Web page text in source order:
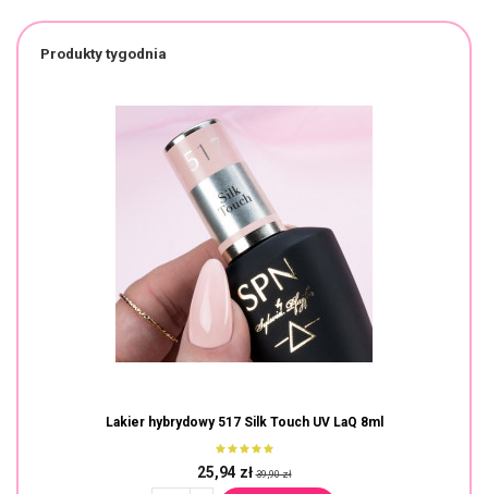
Produkty tygodnia
Lakier hybrydowy 517 Silk Touch UV LaQ 8ml
25,94 zł39,90 zł